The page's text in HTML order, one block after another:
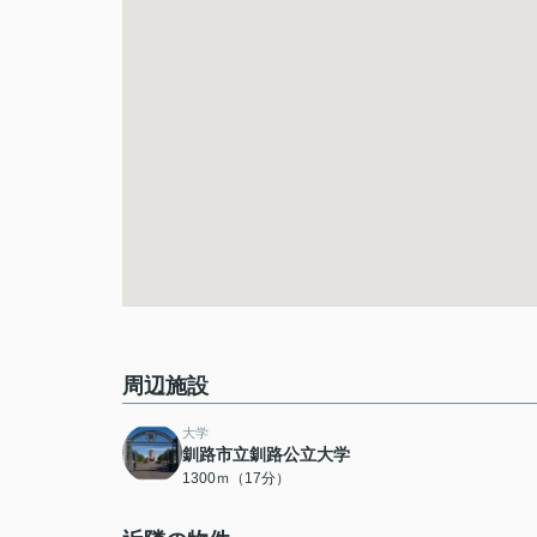
周辺施設
大学
釧路市立釧路公立大学
1300ｍ（17分）